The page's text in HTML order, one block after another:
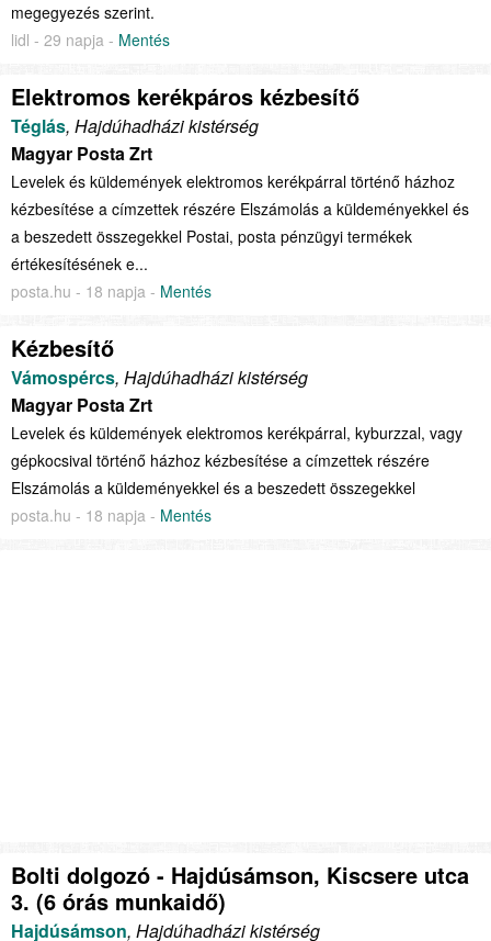
megegyezés szerint.
lidl - 29 napja - Mentés
Elektromos kerékpáros kézbesítő
Téglás, Hajdúhadházi kistérség
Magyar Posta Zrt
Levelek és küldemények elektromos kerékpárral történő házhoz
kézbesítése a címzettek részére Elszámolás a küldeményekkel és
a beszedett összegekkel Postai, posta pénzügyi termékek
értékesítésének e...
posta.hu - 18 napja - Mentés
Kézbesítő
Vámospércs, Hajdúhadházi kistérség
Magyar Posta Zrt
Levelek és küldemények elektromos kerékpárral, kyburzzal, vagy
gépkocsival történő házhoz kézbesítése a címzettek részére
Elszámolás a küldeményekkel és a beszedett összegekkel
posta.hu - 18 napja - Mentés
Bolti dolgozó - Hajdúsámson, Kiscsere utca
3. (6 órás munkaidő)
Hajdúsámson, Hajdúhadházi kistérség